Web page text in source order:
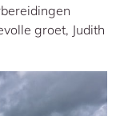
groet, Judith